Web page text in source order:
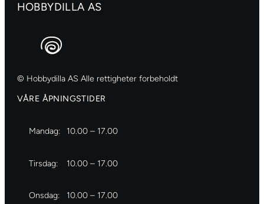
HOBBYDILLA AS
© Hobbydilla AS Alle rettigheter forbeholdt
VÅRE ÅPNINGSTIDER
Mandag: 10.00 – 17.00
Tirsdag: 10.00 – 17.00
Onsdag: 10.00 – 17.00